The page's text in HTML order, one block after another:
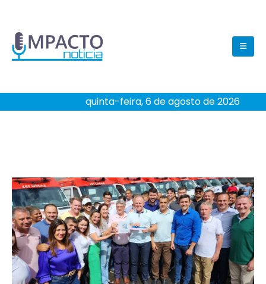
quinta-feira, 6 de agosto de 2026